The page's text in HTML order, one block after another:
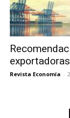
Revista Economía -